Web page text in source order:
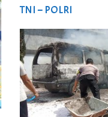
TNI – POLRI